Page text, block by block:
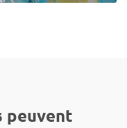
peuvent